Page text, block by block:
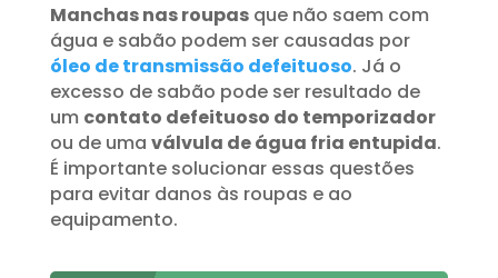
Manchas nas roupasque não saem com
água e sabão podem ser causadas por
óleo de transmissão defeituoso. Já o
excesso de sabão pode ser resultado de
um contato defeituoso do temporizador
ou de uma válvula de água fria entupida.
É importante solucionar essas questões
para evitar danos às roupas e ao
equipamento.